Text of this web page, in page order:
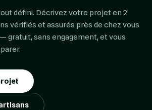
défini. Décrivez votre projet en 2
vérifiés et assurés près de chez vous
gratuit, sans engagement, et vous